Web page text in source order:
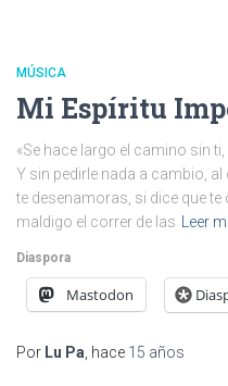
MÚSICA
Mi Espíritu
«Se hace largo el camino sin
Y sin pedirle nada a cambio, al
te desenamoras, si dice que
maldigo el correr de las
Leer
Diaspora
Mastodon
Por Lu Pa , hace 15 años